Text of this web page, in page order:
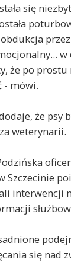
się
że po
- mówi.
że psy
weterynarii.
Szczecinie
interwencji
się nad